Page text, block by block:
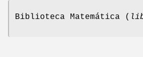
Biblioteca Matemática (